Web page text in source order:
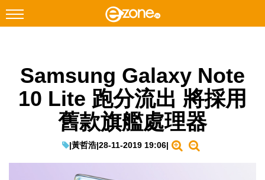
Facebook Instagram
科技焦點
教學評測
Samsung Galaxy Note
10 Lite 跑分流出 將採用
舊款旗艦處理器
|黃哲浩|28-11-2019 19:06|